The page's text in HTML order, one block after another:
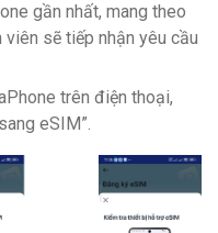
gần nhất, mang theo
viên sẽ tiếp nhận yêu cầu
trên điện thoại,
eSIM”.